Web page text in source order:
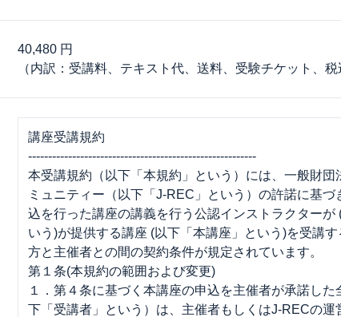
40,480 円
（内訳：受講料、テキスト代、送料、受験チケット、税
講座受講規約
---------------------------------------------------------
本受講規約（以下「本規約」という）には、一般財団
ミュニティー（以下「J-REC」という）の許諾に基づ
込を行った講座の講義を行う公認インストラクターが
いう)が提供する講座 (以下「本講座」という)を受講
方と主催者との間の契約条件が規定されています。
第１条(本規約の範囲および変更)
１．第４条に基づく本講座の申込を主催者が承諾した
下「受講者」という）は、主催者もしくはJ-RECの運